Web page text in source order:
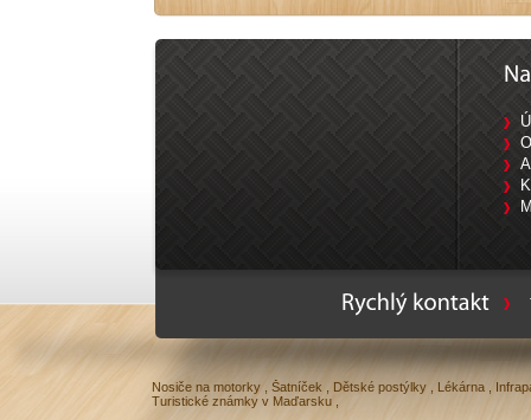
Nosiče na motorky Šatníček Dětské postýlky Lékárna
Turistické známky v Maďarsku